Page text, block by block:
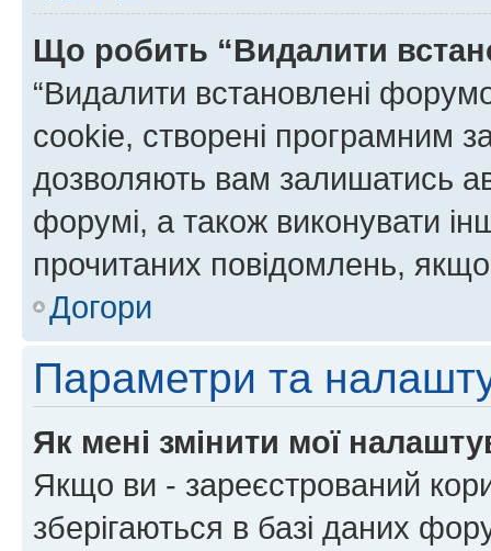
Що робить “Видалити
“Видалити встановлені
cookie, створені програмним
дозволяють вам залишатись
форумі, а також виконувати
прочитаних повідомлень,
Догори
Параметри та
Як мені змінити мої
Якщо ви - зареєстрований
зберігаються в базі даних